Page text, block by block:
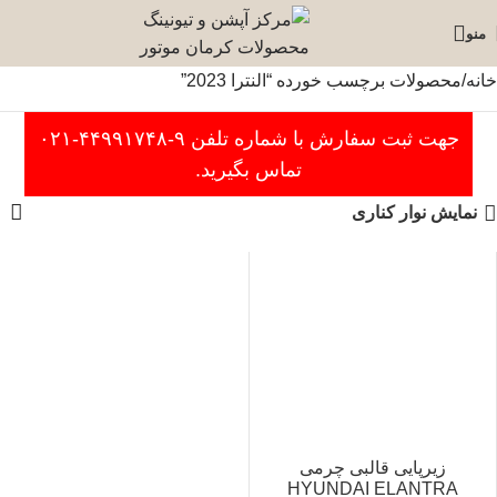
منو
خانه محصولات برچسب خورده “النترا 2023”
جهت ثبت سفارش با شماره تلفن ۹-۴۴۹۹۱۷۴۸-۰۲۱
تماس بگیرید.
نمایش نوار کناری
زیرپایی قالبی چرمی
HYUNDAI ELANTRA